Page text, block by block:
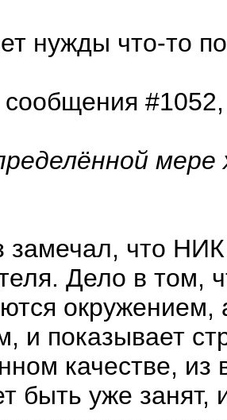
нужды что-то
сообщения
мере
замечал, что
Дело в том,
и показывает
качестве,
быть уже занят,